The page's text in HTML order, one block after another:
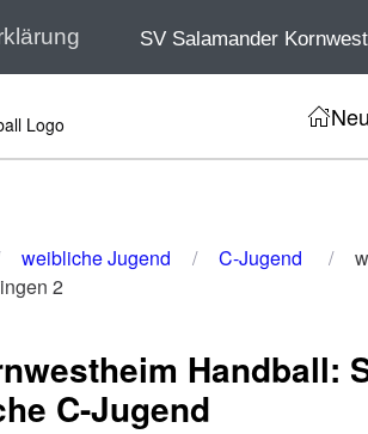
SV Salamander
weibliche Jugend C-Jugend
2
Handball:
C-Jugend